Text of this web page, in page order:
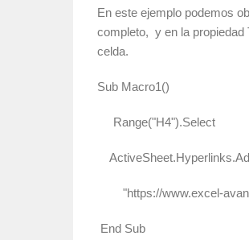
En este ejemplo podemos
completo, y en la propiedad
celda.
Sub Macro1()
Range("H4").Select
"https://www.excel-
End Sub